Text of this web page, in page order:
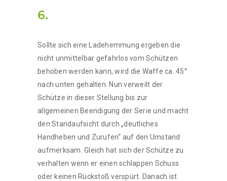
6.
Sollte sich eine Ladehemmung ergeben die
nicht unmittelbar gefahrlos vom Schützen
behoben werden kann, wird die Waffe ca. 45°
nach unten gehalten. Nun verweilt der
Schütze in dieser Stellung bis zur
allgemeinen Beendigung der Serie und macht
den Standaufsicht durch „deutliches
Handheben und Zurufen“ auf den Umstand
aufmerksam. Gleich hat sich der Schütze zu
verhalten wenn er einen schlappen Schuss
oder keinen Rückstoß verspürt. Danach ist